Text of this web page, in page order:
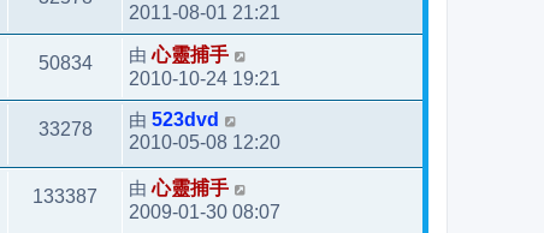
2011-08-01 21:21
50834 由心靈捕手
2010-10-24 19:21
33278 由 523dvd
2010-05-08 12:20
133387 由心靈捕手
2009-01-30 08:07